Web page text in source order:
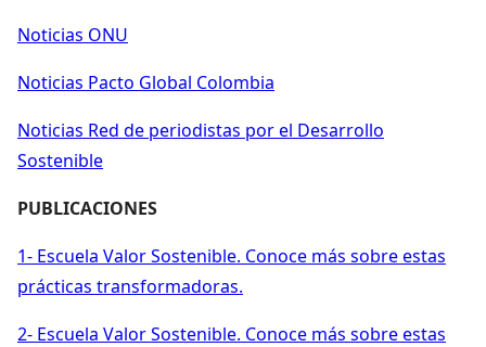
Noticias ONU
Noticias Pacto Global Colombia
Noticias Red de periodistas por el Desarrollo
Sostenible
PUBLICACIONES
1- Escuela Valor Sostenible. Conoce más sobre estas
prácticas transformadoras.
2- Escuela Valor Sostenible. Conoce más sobre estas